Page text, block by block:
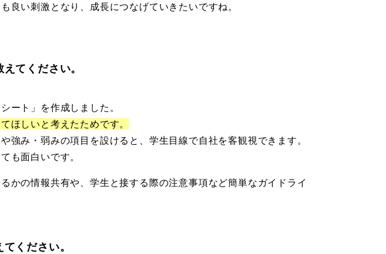
良い刺激となり、成長につなげていきたいですね。
てください。
ート」を作成しました。
ほしいと考えたためです。
み・弱みの項目を設けると、学生目線で自社を客観視できます。
も面白いです。
かの情報共有や、学生と接する際の注意事項など簡単なガイドライ
ください。